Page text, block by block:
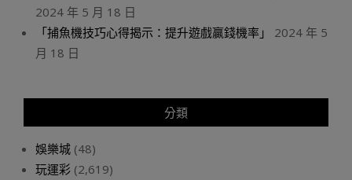
2024 年 5 月 18 日
「捕魚機技巧心得揭示：提升遊戲贏錢機率」
2024 年 5
月 18 日
分類
娛樂城 (48)
玩運彩 (2,619)